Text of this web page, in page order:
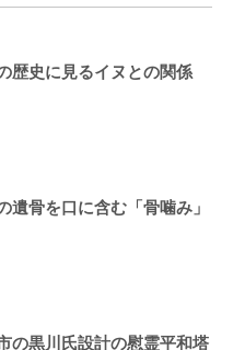
歴史に見るイヌとの関係
遺骨を口に含む「骨噛み」
の黒川氏設計の慰霊平和塔